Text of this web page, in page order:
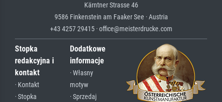
Kärntner Strasse 46
9586 Finkenstein am Faaker See · Austria
+43 4257 29415 · office@meisterdrucke.com
Stopka
redakcyjna i
kontakt
· Kontakt
· Stopka
Dodatkowe
informacje
· Własny
motyw
· Sprzedaj